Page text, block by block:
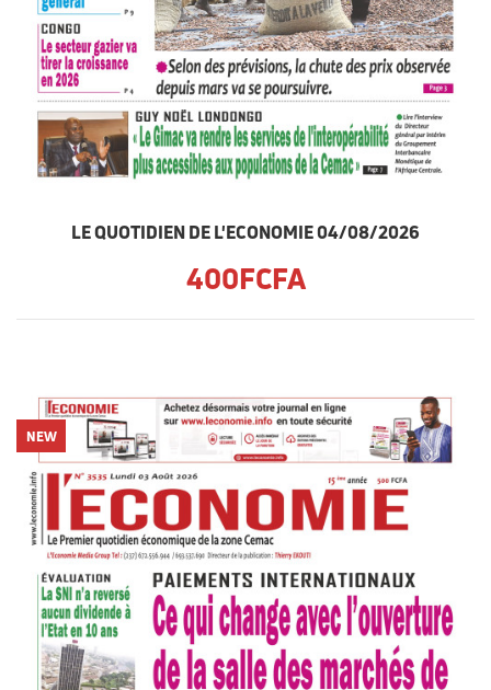
LE QUOTIDIEN DE L'ECONOMIE 04/08/2026
400FCFA
NEW